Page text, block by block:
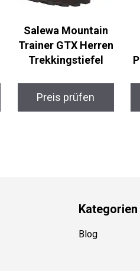
Salewa Mountain
Trainer GTX Herren
Trekkingstiefel
Preis prüfen
Kategorien
Blog